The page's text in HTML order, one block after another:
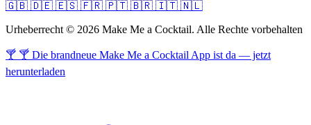
🇬🇧 🇩🇪 🇪🇸 🇫🇷 🇵🇹 🇧🇷 🇮🇹 🇳🇱
Urheberrecht © 2026 Make Me a Cocktail. Alle Rechte vorbehalten
🍸 🍸 Die brandneue Make Me a Cocktail App ist da — jetzt
herunterladen